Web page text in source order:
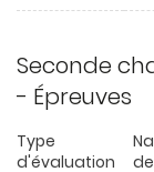
Seconde
- Épreuves
Type
d'évaluation
de